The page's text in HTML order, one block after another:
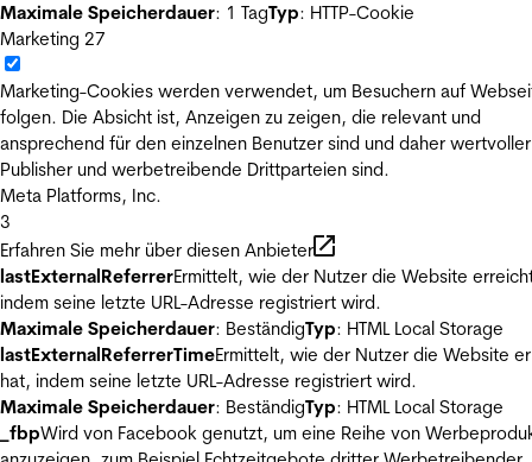
Maximale Speicherdauer: 1 TagTyp: HTTP-Cookie
Marketing 27
Marketing-Cookies werden verwendet, um Besuchern auf
folgen. Die Absicht ist, Anzeigen zu zeigen, die relevant und
ansprechend für den einzelnen Benutzer sind und daher
Publisher und werbetreibende Drittparteien sind.
Meta Platforms, Inc.
3
Erfahren Sie mehr über diesen Anbieter
lastExternalReferrerErmittelt, wie der Nutzer die Website
indem seine letzte URL-Adresse registriert wird.
Maximale Speicherdauer: BeständigTyp: HTML Local Storage
lastExternalReferrerTimeErmittelt, wie der Nutzer die Website
hat, indem seine letzte URL-Adresse registriert wird.
Maximale Speicherdauer: BeständigTyp: HTML Local Storage
_fbpWird von Facebook genutzt, um eine Reihe von